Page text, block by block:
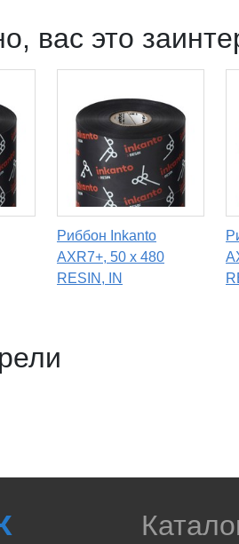
вас это
Риббон Inkanto
AXR7+, 50 х 480
RESIN, IN